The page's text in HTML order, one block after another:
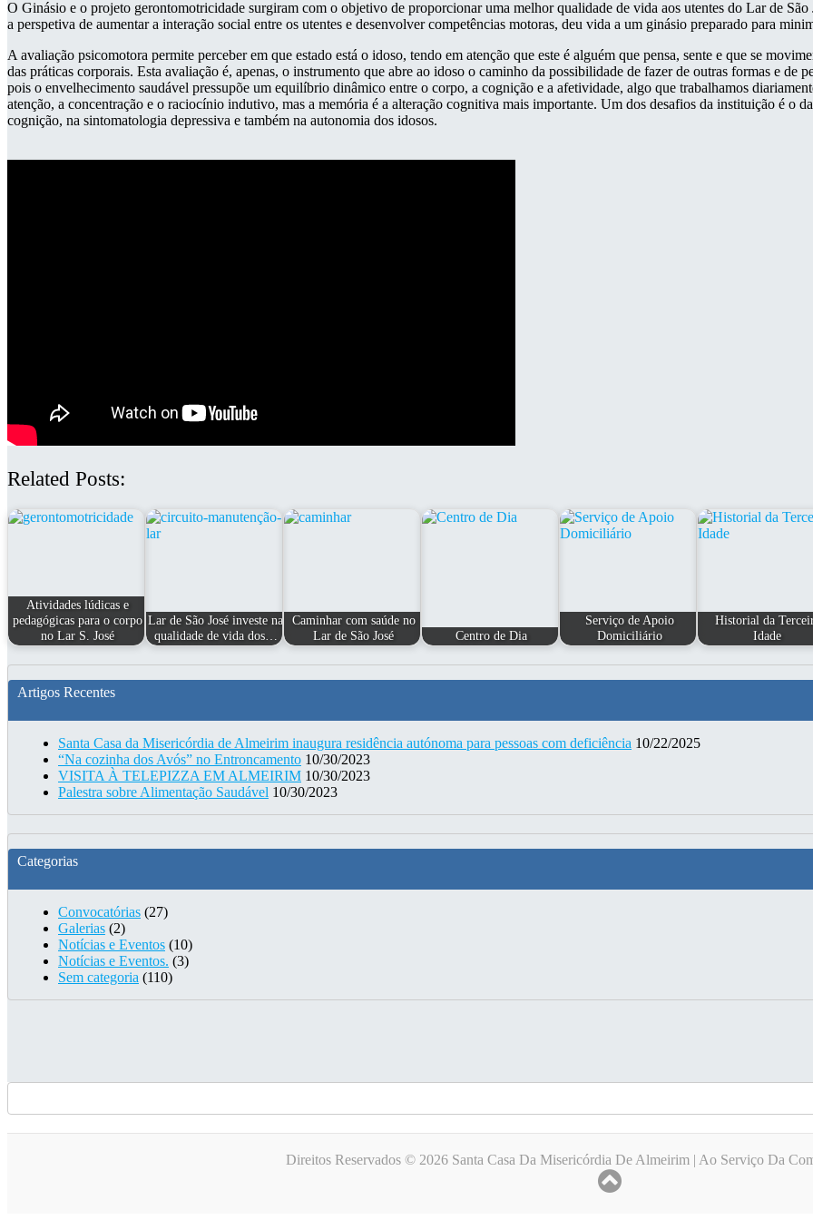
O Ginásio e o projeto gerontomotricidade surgiram com o objetivo de proporcionar uma melhor qualidade de vida aos utentes do Lar de
a perspetiva de aumentar a interação social entre os utentes e desenvolver competências motoras, deu vida a um ginásio preparado para
A avaliação psicomotora permite perceber em que estado está o idoso, tendo em atenção que este é alguém que pensa, sente e que se
das práticas corporais. Esta avaliação é, apenas, o instrumento que abre ao idoso o caminho da possibilidade de fazer de outras formas e de
pois o envelhecimento saudável pressupõe um equilíbrio dinâmico entre o corpo, a cognição e a afetividade, algo que trabalhamos
atenção, a concentração e o raciocínio indutivo, mas a memória é a alteração cognitiva mais importante. Um dos desafios da instituição é o
cognição, na sintomatologia depressiva e também na autonomia dos idosos.
Related Posts:
Atividades lúdicas e
pedagógicas para o corpo
no Lar S. José
Lar de São José investe na
qualidade de vida dos…
Caminhar com saúde no
Lar de São José
Centro de Dia
Serviço de Apoio
Domiciliário
Historial da
Idade
Artigos Recentes
Santa Casa da Misericórdia de Almeirim inaugura residência autónoma para pessoas com deficiência 10/22/2025
“Na cozinha dos Avós” no Entroncamento 10/30/2023
VISITA À TELEPIZZA EM ALMEIRIM 10/30/2023
Palestra sobre Alimentação Saudável 10/30/2023
Categorias
Convocatórias (27)
Galerias (2)
Notícias e Eventos (10)
Notícias e Eventos. (3)
Sem categoria (110)
Direitos Reservados © 2026 Santa Casa Da Misericórdia De Almeirim | Ao Serviço Da